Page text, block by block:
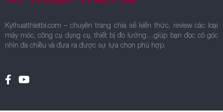
Kythuatthietbi.com – chuyên trang chia sẻ kiến thức, review các loại
máy móc, công cụ dụng cụ, thiết bị đo lường…giúp bạn đọc có góc
nhìn đa chiều và đưa ra được sự lựa chọn phù hợp.